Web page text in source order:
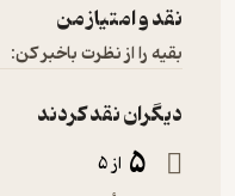
نقد و امتیاز من
بقیه را از نظرت باخبر کن:
دیگران نقد کردند
5 از 5